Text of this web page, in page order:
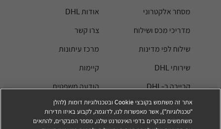
מסחר אלקטרוני
מדריכי מכס ושילוח
שילוח לפי מדינות
שירותי DHL
קריירה ב-DHL
אודות DHL
צרו קשר
מרכז עיתונות
קיימות
הודעה משפטית
תנאי שימוש
פרטיות
אתר זה משתמש בקובצי Cookie ובטכנולוגיות דומות (להלן
"טכנולוגיות"), אשר מאפשרות לנו, לדוגמה, לקבוע באיזו תדירות
משתמשים מבקרים בדפי האינטרנט שלנו, מספר המבקרים, להתאים